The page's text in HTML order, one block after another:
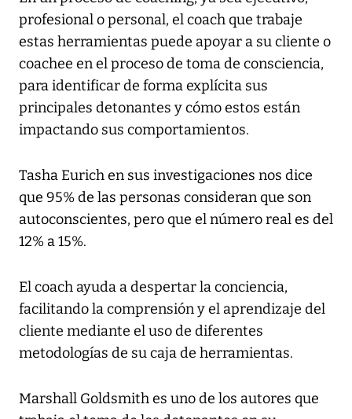
profesional o personal, el coach que trabaje
estas herramientas puede apoyar a su cliente o
coachee en el proceso de toma de consciencia,
para identificar de forma explícita sus
principales detonantes y cómo estos están
impactando sus comportamientos.
Tasha Eurich en sus investigaciones nos dice
que 95% de las personas consideran que son
autoconscientes, pero que el número real es del
12% a 15%.
El coach ayuda a despertar la conciencia,
facilitando la comprensión y el aprendizaje del
cliente mediante el uso de diferentes
metodologías de su caja de herramientas.
Marshall Goldsmith es uno de los autores que